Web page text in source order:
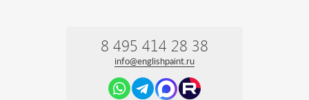
8 495 414 28 38
info@englishpaint.ru